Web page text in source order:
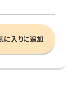
に入りに追加